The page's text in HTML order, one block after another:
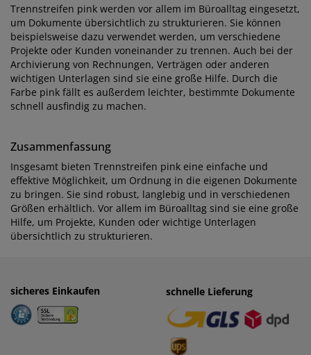
Trennstreifen pink werden vor allem im Büroalltag eingesetzt,
um Dokumente übersichtlich zu strukturieren. Sie können
beispielsweise dazu verwendet werden, um verschiedene
Projekte oder Kunden voneinander zu trennen. Auch bei der
Archivierung von Rechnungen, Verträgen oder anderen
wichtigen Unterlagen sind sie eine große Hilfe. Durch die
Farbe pink fällt es außerdem leichter, bestimmte Dokumente
schnell ausfindig zu machen.
Zusammenfassung
Insgesamt bieten Trennstreifen pink eine einfache und
effektive Möglichkeit, um Ordnung in die eigenen Dokumente
zu bringen. Sie sind robust, langlebig und in verschiedenen
Größen erhältlich. Vor allem im Büroalltag sind sie eine große
Hilfe, um Projekte, Kunden oder wichtige Unterlagen
übersichtlich zu strukturieren.
sicheres Einkaufen einfaches Zahlen
· Rechnung
· Vorkasse
schnelle Lieferung